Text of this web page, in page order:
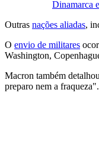
Dinamarca
Outras nações aliadas,
O envio de militares
Washington,
Macron também
preparo nem a fraqueza".